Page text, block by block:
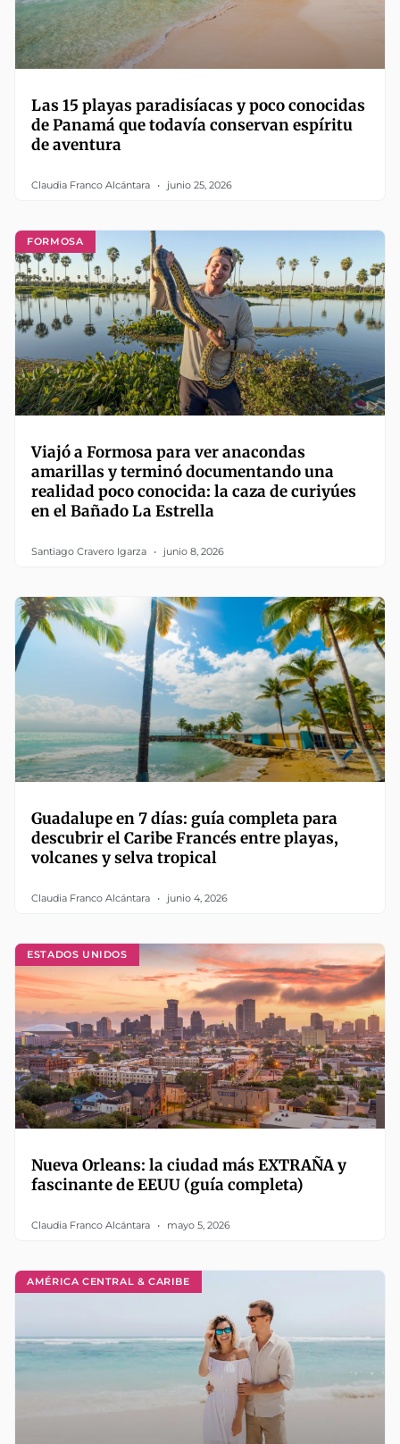
Las 15 playas paradisíacas y poco conocidas
de Panamá que todavía conservan espíritu
de aventura
Claudia Franco Alcántara junio 25, 2026
FORMOSA
Viajó a Formosa para ver anacondas
amarillas y terminó documentando una
realidad poco conocida: la caza de curiyúes
en el Bañado La Estrella
Santiago Cravero Igarza junio 8, 2026
Guadalupe en 7 días: guía completa para
descubrir el Caribe Francés entre playas,
volcanes y selva tropical
Claudia Franco Alcántara junio 4, 2026
ESTADOS UNIDOS
Nueva Orleans: la ciudad más EXTRAÑA y
fascinante de EEUU (guía completa)
Claudia Franco Alcántara mayo 5, 2026
AMÉRICA CENTRAL & CARIBE